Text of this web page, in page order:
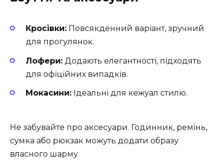
Кросівки: Повсякденний варіант, зручний
для прогулянок.
Лофери: Додають елегантності, підходять
для офіційних випадків.
Мокасини: Ідеальні для кежуал стилю.
Не забувайте про аксесуари. Годинник, ремінь,
сумка або рюкзак можуть додати образу
власного шарму.